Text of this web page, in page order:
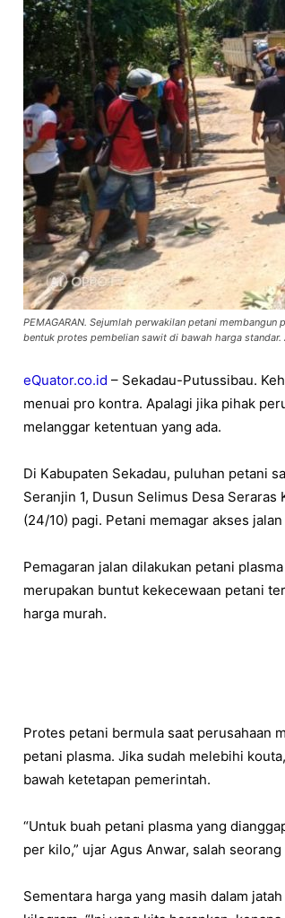
PEMAGARAN. Sejumlah perwakilan petani
bentuk protes pembelian sawit di bawah harga standar.
eQuator.co.id – Sekadau-Putussibau.
menuai pro kontra. Apalagi jika pihak
melanggar ketentuan yang ada.
Di Kabupaten Sekadau, puluhan petani
Seranjin 1, Dusun Selimus Desa
(24/10) pagi. Petani memagar akses
Pemagaran jalan dilakukan petani
merupakan buntut kekecewaan petani
harga murah.
Protes petani bermula saat perusahaan
petani plasma. Jika sudah melebihi
bawah ketetapan pemerintah.
“Untuk buah petani plasma yang
per kilo,” ujar Agus Anwar, salah
Sementara harga yang masih dalam